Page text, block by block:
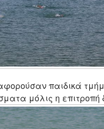
παιδικά
μόλις η